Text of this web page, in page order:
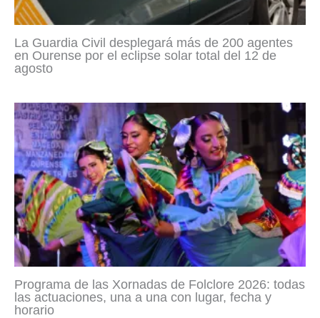
La Guardia Civil desplegará más de 200 agentes
en Ourense por el eclipse solar total del 12 de
agosto
Programa de las Xornadas de Folclore 2026: todas
las actuaciones, una a una con lugar, fecha y
horario